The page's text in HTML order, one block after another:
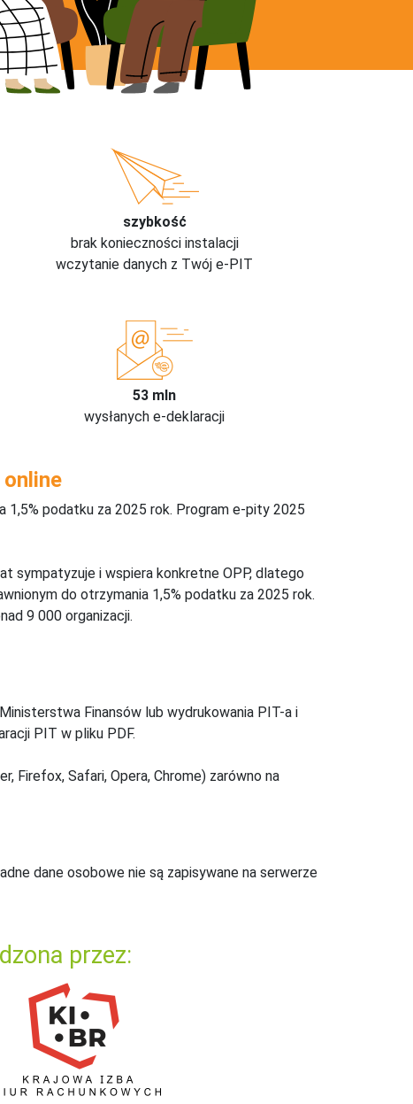
szybkość
brak konieczności instalacji
wczytanie danych z Twój e-PIT
53 mln
wysłanych e-deklaracji
1,5% podatku za 2025 rok. Program e-pity 2025
sympatyzuje i wspiera konkretne OPP, dlatego
do otrzymania 1,5% podatku za 2025 rok.
9 000 organizacji.
Finansów lub wydrukowania PIT-a i
PIT w pliku PDF.
Firefox, Safari, Opera, Chrome) zarówno na
adne dane osobowe nie są zapisywane na serwerze
przez: